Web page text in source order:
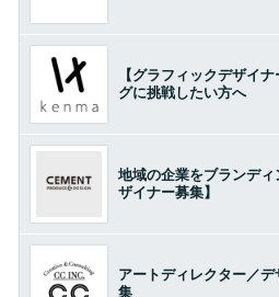
【グラフィックデザイ
グに挑戦したい方へ
地域の企業をブランデ
ザイナー募集】
アートディレクター／
集